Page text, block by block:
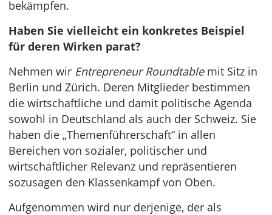
bekämpfen.
Haben Sie vielleicht ein konkretes Beispiel
für deren Wirken parat?
Nehmen wir Entrepreneur Roundtablemit Sitz in
Berlin und Zürich. Deren Mitglieder bestimmen
die wirtschaftliche und damit politische Agenda
sowohl in Deutschland als auch der Schweiz. Sie
haben die „Themenführerschaft“ in allen
Bereichen von sozialer, politischer und
wirtschaftlicher Relevanz und repräsentieren
sozusagen den Klassenkampf von Oben.
Aufgenommen wird nur derjenige, der als